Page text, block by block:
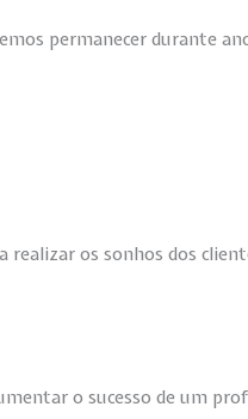
permanecer durante
realizar os sonhos dos
o sucesso de um